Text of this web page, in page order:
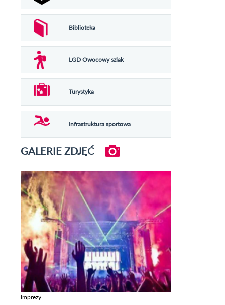
Biblioteka
LGD Owocowy szlak
Turystyka
Infrastruktura sportowa
GALERIE ZDJĘĆ
Imprezy